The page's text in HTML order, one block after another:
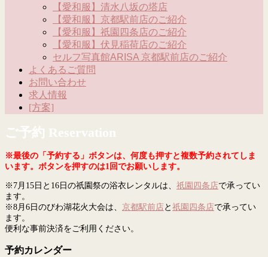
【愛和服】清水八坂の塔店
【愛和服】京都駅前店のご紹介
【愛和服】祇園四条店のご紹介
【愛和服】伏見稲荷店のご紹介
セルフ写真館ARISA 京都駅前店のご紹介
よくあるご質問
お問い合わせ
求人情報
[方案]
ご予約 Reservation
※最後の「予約する」ボタンは、何度も押すと複数予約されてしま
います。ボタンを押すのは1回でお願いします。
※7月15日と16日の祇園祭の浴衣レンタルは、 祇園四条店で承ってい
ます。
※8月6日のびわ湖花火大会は、 京都駅前店 と 祇園四条店で承ってい
ます。
便利な事前決済をご利用ください。
予約カレンダー